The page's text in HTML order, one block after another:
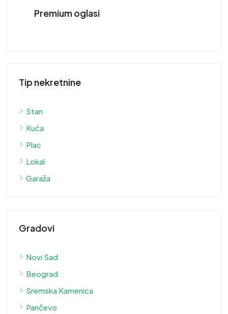
Premium oglasi
Tip nekretnine
Stan
Kuća
Plac
Lokal
Garaža
Gradovi
Novi Sad
Beograd
Sremska Kamenica
Pančevo